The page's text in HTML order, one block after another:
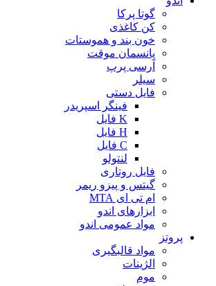
گوتا پرکا
کن کاغذی
خون بند و هموستات
پانسمان موقت
آرسی پرپ
سیلر
فایل دستی
فینگر اسپریدر
K فایل
H فایل
C فایل
لنتولو
فایل روتاری
گیتس و پیزو ریمر
ام تی ای MTA
ابزارهای اندو
مواد عمومی اندو
پروتز
مواد قالبگیری
الژینات
موم